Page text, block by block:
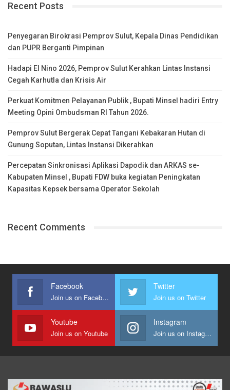
Recent Posts
Penyegaran Birokrasi Pemprov Sulut, Kepala Dinas Pendidikan
dan PUPR Berganti Pimpinan
Hadapi El Nino 2026, Pemprov Sulut Kerahkan Lintas Instansi
Cegah Karhutla dan Krisis Air
Perkuat Komitmen Pelayanan Publik , Bupati Minsel hadiri Entry
Meeting Opini Ombudsman RI Tahun 2026.
Pemprov Sulut Bergerak Cepat Tangani Kebakaran Hutan di
Gunung Soputan, Lintas Instansi Dikerahkan
Percepatan Sinkronisasi Aplikasi Dapodik dan ARKAS se-
Kabupaten Minsel , Bupati FDW buka kegiatan Peningkatan
Kapasitas Kepsek bersama Operator Sekolah
Recent Comments
Facebook
Join us on Facebook
Twitter
Join us on Twitter
Youtube
Join us on Youtube
Instagram
Join us on Instagram